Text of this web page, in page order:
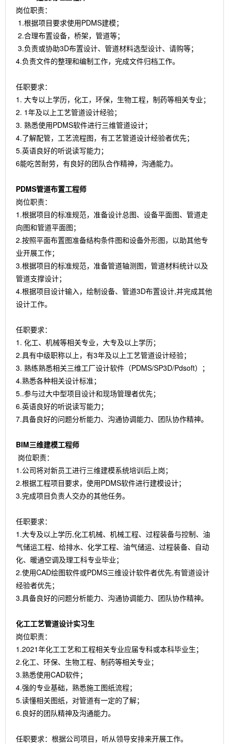
岗位职责：
1.根据项目要求使用PDMS建模；
2.合理布置设备，桥架，管道等；
3.负责或协助3D布置设计、管道材料选型设计、请购等；
4.负责文件的整理和编制工作，完成文件归档工作。
任职要求：
1. 大专以上学历，化工，环保，生物工程，制药等相关专业；
2. 1年及以上工艺管道设计经验；
3. 熟悉使用PDMS软件进行三维管道设计；
4.了解配管，工艺流程图，有工艺管道设计经验者优先；
5.英语良好的听说读写能力；
6能吃苦耐劳，有良好的团队合作精神，沟通能力。
PDMS管道布置工程师
岗位职责：
1.根据项目的标准规范，准备设计总图、设备平面图、管道走
向图和管道平面图；
2.按照平面布置图准备结构条件图和设备外形图，以助其他专
业开展工作；
3.根据项目的标准规范，准备管道轴测图，管道材料统计以及
管道支撑设计；
4.根据项目设计输入，绘制设备、管道3D布置设计,并完成其他
设计工作。
任职要求：
1. 化工、机械等相关专业，大专及以上学历；
2.具有中级职称以上，有3年及以上工艺管道设计经验；
3. 熟练熟悉相关三维工厂设计软件（PDMS/SP3D/Pdsoft）；
4.熟悉各种相关设计标准；
5..参与过大中型项目设计和现场管理者优先；
6.英语良好的听说读写能力；
7.具备良好的问题分析能力、沟通协调能力、团队协作精神。
BIM三维建模工程师
岗位职责：
1.公司将对新员工进行三维建模系统培训后上岗；
2.根据工程项目要求，使用PDMS软件进行建模设计；
3.完成项目负责人交办的其他任务。
任职要求：
1.大专及以上学历,化工机械、机械工程、过程装备与控制、油
气储运工程、给排水、化学工程、油气储运、过程装备、自动
化、暖通空调及理工科专业毕业；
2.使用CAD绘图软件或PDMS三维设计软件者优先,有管道设计
经验者优先；
3.具备良好的问题分析能力、沟通协调能力、团队协作精神。
化工工艺管道设计实习生
岗位职责：
1.2021年化工工艺和工程相关专业应届专科或本科毕业生；
2.化工、环保、生物工程、制药等相关专业；
3.熟悉使用CAD软件；
4.强的专业基础，熟悉施工图纸流程；
5.读懂相关图纸，对管道有一定的了解；
6.良好的团队精神及沟通能力。
任职要求：根据公司项目，听从领导安排来开展工作。